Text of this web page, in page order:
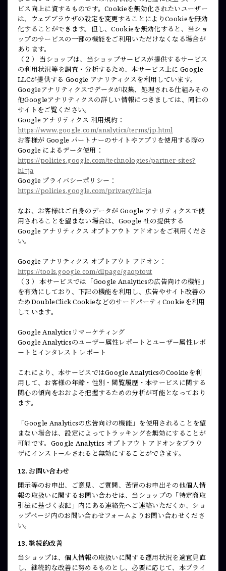
ビス向上に資するものです。Cookieを無効化されたいユーザー
は、ウェブブラウザの設定を変更することによりCookieを無効
化することができます。但し、Cookieを無効化すると、当ショ
ップのサービスの一部の機能をご利用いただけなくなる場合が
あります。
（２） 当ショップは、当ショップサービスが提供するサービス
の利用状況等を調査・分析するため、本サービス上に Google
LLCが提供する Google アナリティクスを利用しています。
Googleアナリティクスでデータが収集、処理される仕組みその
他Googleアナリティクスの詳しい情報につきましては、同社の
サイトをご覧ください。
Google アナリティクス 利用規約：
https://www.google.com/analytics/terms/jp.html
お客様が Google パートナーのサイトやアプリを使用する際の
Google によるデータ使用：
https://policies.google.com/technologies/partner-sites?
hl=ja
Google プライバシーポリシー：
https://policies.google.com/privacy?hl=ja
なお、お客様はご自身のデータが Google アナリティクスで使
用されることを望まない場合は、Google 社の提供する
Google アナリティクス オプトアウト アドオンをご利用くださ
い。
Google アナリティクス オプトアウト アドオン：
https://tools.google.com/dlpage/gaoptout
（３） 本サービスでは「Google Analyticsの広告向けの機能」
を有効にしており、下記の機能を利用し、広告やサイト改善の
ためDoubleClick CookieなどのサードパーティCookieを利用
しています。
Google Analyticsリマーケティング
Google Analyticsのユーザー属性レポートとユーザー属性レポ
ートとインタレスト レポート
これにより、本サービスではGoogle AnalyticsのCookieを利
用して、お客様の年齢・性別・閲覧履歴・本サービスに関する
関心の傾向をおおよそ把握するための分析が可能となっており
ます。
「Google Analyticsの広告向けの機能」を使用されることを望
まない場合は、設定によってトラッキングを無効にすることが
可能です。Google Analytics オプトアウト アドオンをブラウ
ザにインストールされると無効にすることができます。
12. お問い合わせ
開示等のお申出、ご意見、ご質問、苦情のお申出その他個人情
報の取扱いに関するお問い合わせは、当ショップの「特定商取
引法に基づく表記」内にある連絡先へご連絡いただくか、ショ
ップページ内のお問い合わせフォームよりお問い合わせくださ
い。
13. 継続的改善
当ショップは、個人情報の取扱いに関する運用状況を適宜見直
し、継続的な改善に努めるものとし、必要に応じて、本プライ